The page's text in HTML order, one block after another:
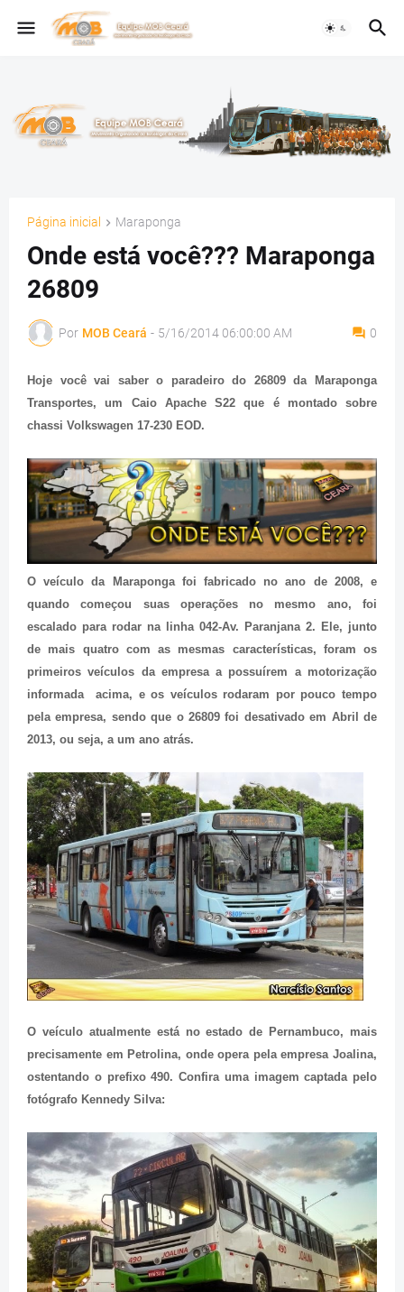
Página inicial Maraponga
Onde está você??? Maraponga
26809
Por MOB Ceará - 5/16/2014 06:00:00 AM 0
Hoje você vai saber o paradeiro do 26809 da Maraponga
Transportes, um Caio Apache S22 que é montado sobre
chassi Volkswagen 17-230 EOD.
O veículo da Maraponga foi fabricado no ano de 2008, e
quando começou suas operações no mesmo ano, foi
escalado para rodar na linha 042-Av. Paranjana 2. Ele, junto
de mais quatro com as mesmas características, foram os
primeiros veículos da empresa a possuírem a motorização
informada acima, e os veículos rodaram por pouco tempo
pela empresa, sendo que o 26809 foi desativado em Abril de
2013, ou seja, a um ano atrás.
O veículo atualmente está no estado de Pernambuco, mais
precisamente em Petrolina, onde opera pela empresa Joalina,
ostentando o prefixo 490. Confira uma imagem captada pelo
fotógrafo Kennedy Silva: